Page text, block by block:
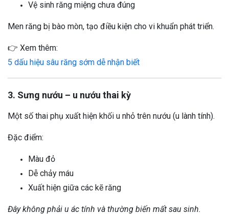
Vệ sinh răng miệng chưa đúng
Men răng bị bào mòn, tạo điều kiện cho vi khuẩn phát triển.
👉 Xem thêm:
5 dấu hiệu sâu răng sớm dễ nhận biết
3. Sưng nướu – u nướu thai kỳ
Một số thai phụ xuất hiện khối u nhỏ trên nướu (u lành tính).
Đặc điểm:
Màu đỏ
Dễ chảy máu
Xuất hiện giữa các kẽ răng
Đây không phải u ác tính và thường biến mất sau sinh.